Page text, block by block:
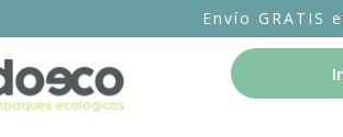
Envío GRATIS